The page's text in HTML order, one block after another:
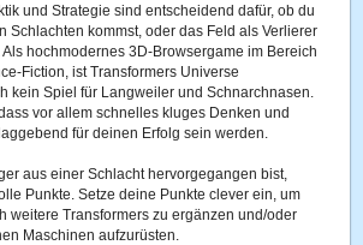
und Strategie sind entscheidend dafür, ob du
Schlachten kommst, oder das Feld als Verlierer
hochmodernes 3D-Browsergame im Bereich
Fiction, ist Transformers Universe
kein Spiel für Langweiler und Schnarchnasen.
vor allem schnelles kluges Denken und
für deinen Erfolg sein werden.
aus einer Schlacht hervorgegangen bist,
Punkte. Setze deine Punkte clever ein, um
weitere Transformers zu ergänzen und/oder
Maschinen aufzurüsten.